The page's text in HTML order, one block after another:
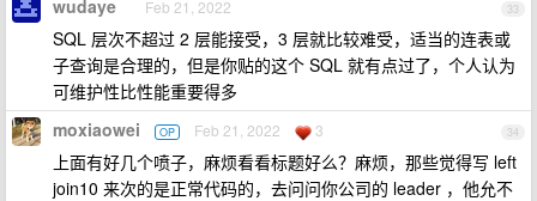
33
wudaye Feb 21, 2022
SQL 层次不超过 2 层能接受，3 层就比较难受，适当的连表或
子查询是合理的，但是你贴的这个 SQL 就有点过了，个人认为
可维护性比性能重要得多
34
moxiaowei OP Feb 21, 2022 3
上面有好几个喷子，麻烦看看标题好么？麻烦，那些觉得写 left
join10 来次的是正常代码的，去问问你公司的 leader ，他允不